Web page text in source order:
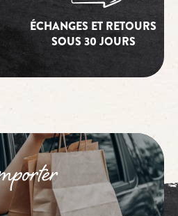
ÉCHANGES ET RETOURS
SOUS 30 JOURS